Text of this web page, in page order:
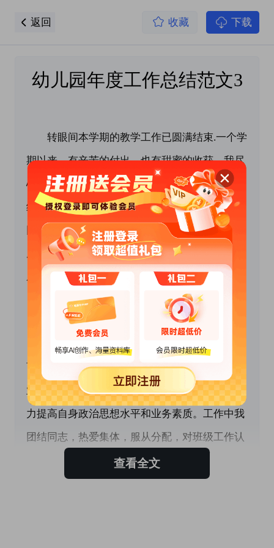
返回 收藏 下载
幼儿园年度工作总结范文3
转眼间本学期的教学工作已圆满结束.一个学
期以来，有辛苦的付出，也有甜蜜的收获，我尽
心尽责，投入于工作中，在工作中不断实践、总
结、更新，力求做到。孩子们各方面的能力都不
同程度地提高了，我与孩子们的感情也日益深
厚，看到孩子们开心的笑容，我感到了莫大的快
乐。以下是本人这个学年的工作总结：
一、政治思想方面
认真学习《新纲要》的指导思想，贯彻在教
育教学活动中。我积极参加园内组织的各项政治
业务学习，认真记笔记，会后总结学习体会，努
力提高自身政治思想水平和业务素质。工作中我
团结同志，热爱集体，服从分配，对班级工作认
真负责，在工作中努力求真、求实、求新。以积
查看全文